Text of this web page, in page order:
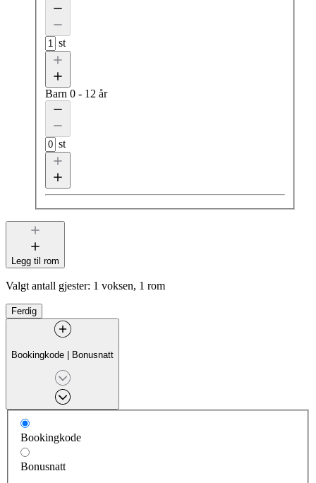
st
Barn 0 - 12 år
st
Legg til rom
Valgt antall gjester: 1 voksen, 1 rom
Ferdig
Bookingkode | Bonusnatt
Bookingkode
Bonusnatt